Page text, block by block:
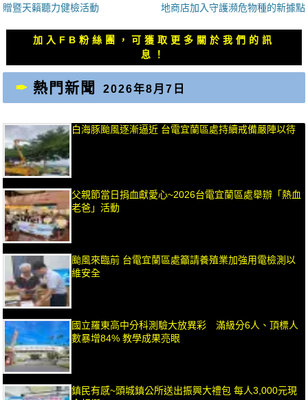
導
覽
一
贈暨天籟聽力健檢活動
一
文
章：
地商店加入守護瀕危物種的新據點
加入FB粉絲團，可獲取更多關於我們的訊
息！
熱門新聞 2026年8月7日
白海豚颱風逐漸逼近 台電宜蘭區處持續戒備嚴陣以待
父親節當日捐血獻愛心~2026台電宜蘭區處舉辦「熱血
老爸」活動
颱風來臨前 台電宜蘭區處籲請養殖業加強用電檢測以
維安全
國立羅東高中分科測驗大放異彩 滿級分6人、頂標人
數暴增84% 教學成果亮眼
鎮民有感~頭城鎮公所送出振興大禮包 每人3,000元現